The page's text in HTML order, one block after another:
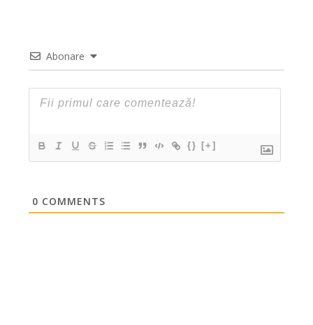
Abonare
{} [+]
0 COMMENTS